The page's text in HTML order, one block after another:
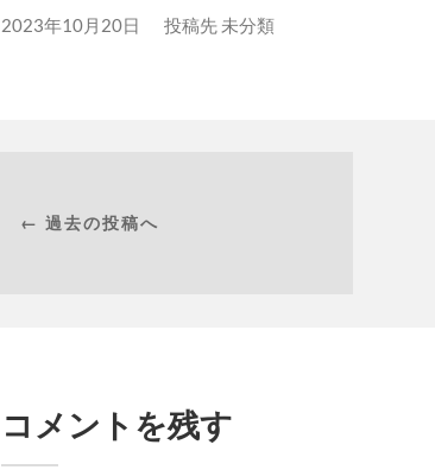
2023年10月20日 投稿先 未分類
← 過去の投稿へ
コメントを残す